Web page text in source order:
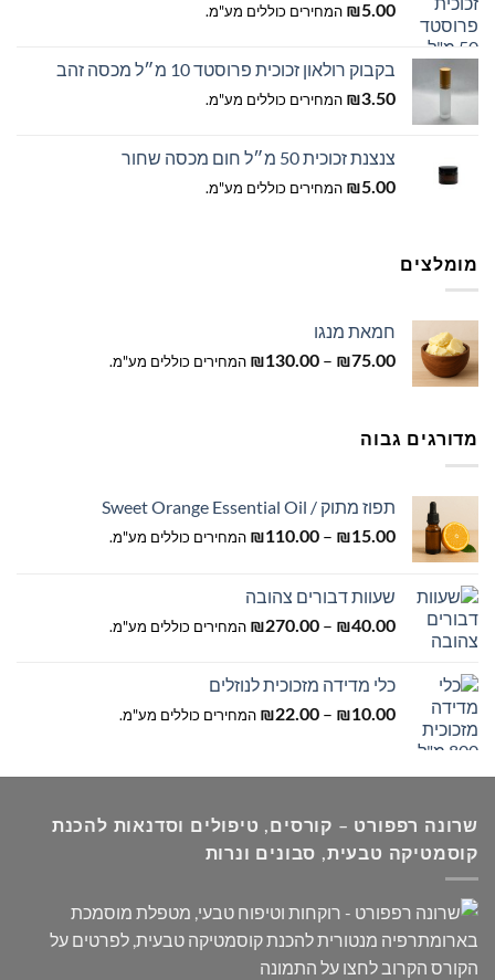
₪5.00 המחירים כוללים מע"מ.
בקבוק רולאון זכוכית פרוסטד 10 מ״ל מכסה זהב
₪3.50 המחירים כוללים מע"מ.
צנצנת זכוכית 50 מ״ל חום מכסה שחור
₪5.00 המחירים כוללים מע"מ.
מומלצים
חמאת מנגו
₪75.00
–
₪130.00
טווח
המחירים כוללים מע"מ.
מדורגים גבוה
תפוז מתוק / Sweet Orange Essential Oil
₪15.00
–
₪110.00
טווח
עד
המחירים כוללים מע"מ.
שעוות דבורים צהובה
₪40.00
–
₪270.00
טווח
עד
המחירים כוללים מע"מ.
כלי מדידה מזכוכית לנוזלים
₪10.00
–
₪22.00
טווח
עד
המחירים כוללים מע"מ.
שרונה רפפורט – קורסים, טיפולים וסדנאות להכנת
קוסמטיקה טבעית, סבונים ונרות